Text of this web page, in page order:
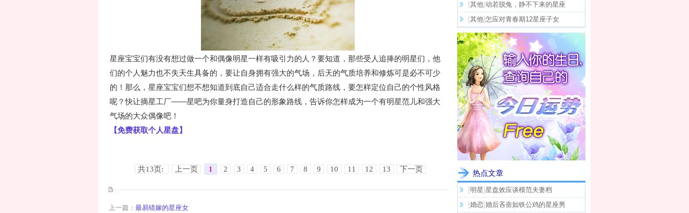
星座宝宝们有没有想过做一个和偶像明星一样有吸引力的人？要知道，那些受人追捧的明星们，他
们的个人魅力也不失天生具备的，要让自身拥有强大的气场，后天的气质培养和修炼可是必不可少
的！那么，星座宝宝们想不想知道到底自己适合走什么样的气质路线，要怎样定位自己的个性风格
呢？快让摘星工厂——星吧为你量身打造自己的形象路线，告诉你怎样成为一个有明星范儿和强大
气场的大众偶像吧！
【免费获取个人星盘】
共13页: 上一页 1 2 3 4 5 6 7 8 9 10 11 12 13 下一页
上一篇： 最易错嫁的星座女
[其他]动若脱兔，静不下来的星座
[其他]怎应对青春期12星座子女
热点文章
[明星]星盘效应谈模范夫妻档
[婚恋]婚后吝啬如铁公鸡的星座男